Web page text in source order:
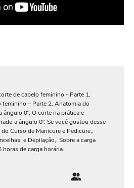
de cabelo feminino - Parte 1,
feminino – Parte 2, Anatomia do
ângulo 0º, O corte na prática e
a ângulo 0º. Se você gostou desse
Curso de Manicure e Pedicure,,
e Depilação,. Sobre a carga
de carga horária.